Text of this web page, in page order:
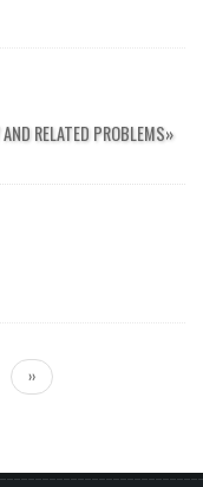
RELATED PROBLEMS»
Следующая
страница
››